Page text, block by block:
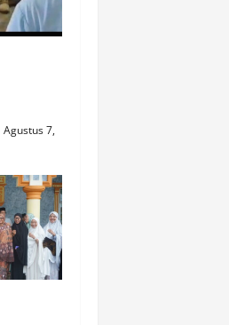
Agustus 7,